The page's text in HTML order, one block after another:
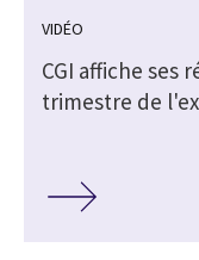
VIDÉO
CGI affiche ses
trimestre de